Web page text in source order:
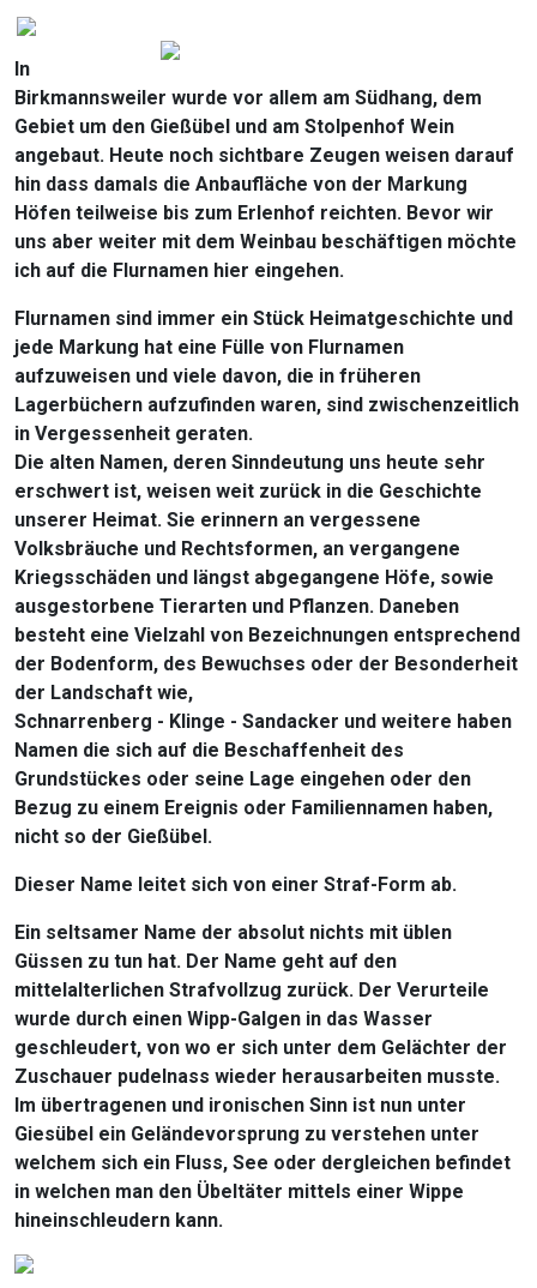
In
Birkmannsweiler wurde vor allem am Südhang, dem
Gebiet um den Gießübel und am Stolpenhof Wein
angebaut. Heute noch sichtbare Zeugen weisen darauf
hin dass damals die Anbaufläche von der Markung
Höfen teilweise bis zum Erlenhof reichten. Bevor wir
uns aber weiter mit dem Weinbau beschäftigen möchte
ich auf die Flurnamen hier eingehen.
Flurnamen sind immer ein Stück Heimatgeschichte und
jede Markung hat eine Fülle von Flurnamen
aufzuweisen und viele davon, die in früheren
Lagerbüchern aufzufinden waren, sind zwischenzeitlich
in Vergessenheit geraten.
Die alten Namen, deren Sinndeutung uns heute sehr
erschwert ist, weisen weit zurück in die Geschichte
unserer Heimat. Sie erinnern an vergessene
Volksbräuche und Rechtsformen, an vergangene
Kriegsschäden und längst abgegangene Höfe, sowie
ausgestorbene Tierarten und Pflanzen. Daneben
besteht eine Vielzahl von Bezeichnungen entsprechend
der Bodenform, des Bewuchses oder der Besonderheit
der Landschaft wie,
Schnarrenberg - Klinge - Sandacker und weitere haben
Namen die sich auf die Beschaffenheit des
Grundstückes oder seine Lage eingehen oder den
Bezug zu einem Ereignis oder Familiennamen haben,
nicht so der Gießübel.
Dieser Name leitet sich von einer Straf-Form ab.
Ein seltsamer Name der absolut nichts mit üblen
Güssen zu tun hat. Der Name geht auf den
mittelalterlichen Strafvollzug zurück. Der Verurteile
wurde durch einen Wipp-Galgen in das Wasser
geschleudert, von wo er sich unter dem Gelächter der
Zuschauer pudelnass wieder herausarbeiten musste.
Im übertragenen und ironischen Sinn ist nun unter
Giesübel ein Geländevorsprung zu verstehen unter
welchem sich ein Fluss, See oder dergleichen befindet
in welchen man den Übeltäter mittels einer Wippe
hineinschleudern kann.